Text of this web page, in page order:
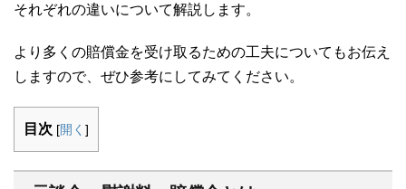
それぞれの違いについて解説します。
より多くの賠償金を受け取るための工夫についてもお伝え
しますので、ぜひ参考にしてみてください。
目次 [開く ]